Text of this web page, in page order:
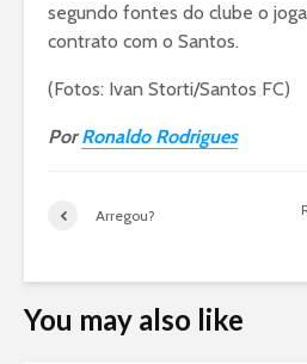
segundo fontes do clube o
contrato com o Santos.
(Fotos: Ivan Storti/Santos FC)
PorRonaldo Rodrigues
Arregou?
You may also like